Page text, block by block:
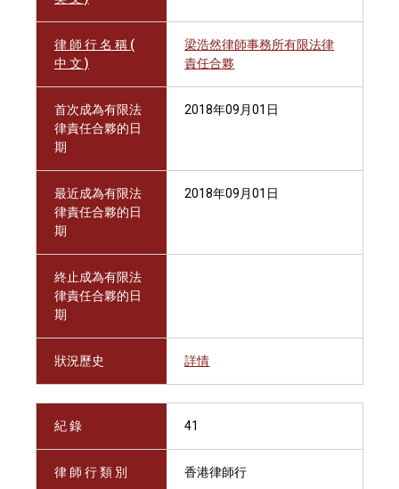
律 師 行 名 稱 (
中 文 )
梁浩然律師事務所有限法律
責任合夥
首次成為有限法
律責任合夥的日
期
2018年09月01日
最近成為有限法
律責任合夥的日
期
2018年09月01日
終止成為有限法
律責任合夥的日
期
狀況歷史 詳情
紀 錄 41
律 師 行 類 別 香港律師行